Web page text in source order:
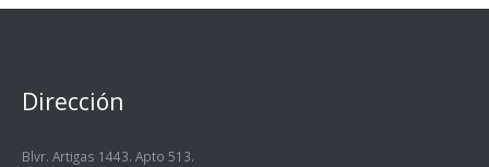
Dirección
Blvr. Artigas 1443. Apto 513.